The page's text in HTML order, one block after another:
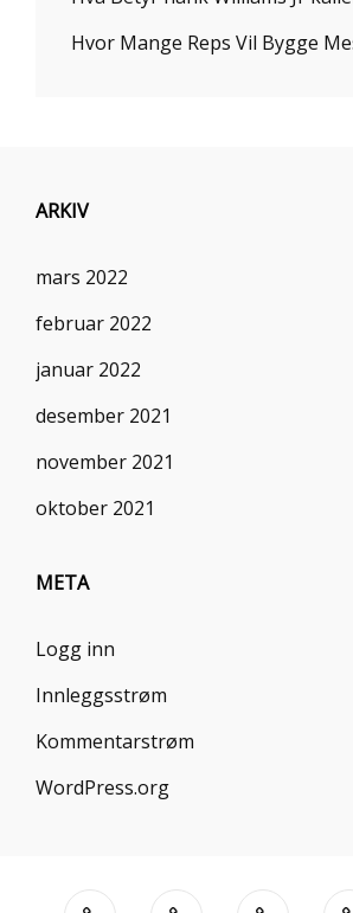
Hvor Mange Reps Vil Bygge
ARKIV
mars 2022
februar 2022
januar 2022
desember 2021
november 2021
oktober 2021
META
Logg inn
Innleggsstrøm
Kommentarstrøm
WordPress.org